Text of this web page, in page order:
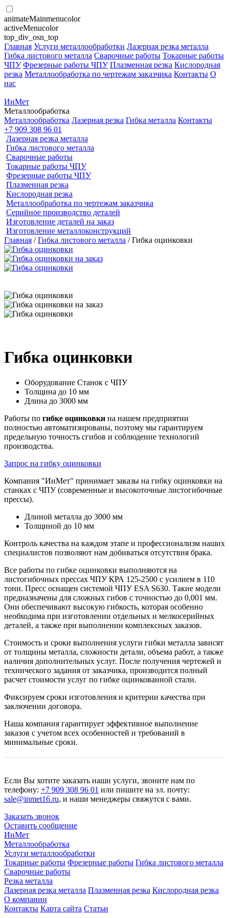
animateMainmenucolor
activeMenucolor
top_div_osn_top
Главная Услуги металлообработки Лазерная резка металла
Гибка листового металла Сварочные работы Токарные работы
ЧПУ Фрезерные работы ЧПУ Плазменная резка Кислородная
резка Металлообработка по чертежам заказчика Контакты О
нас
ИнМет
Металлообработка
Металлообработка Лазерная резка Гибка металла Контакты
+7 909 308 96 01
Лазерная резка металла
Гибка листового металла
Сварочные работы
Токарные работы ЧПУ
Фрезерные работы ЧПУ
Плазменная резка
Кислородная резка
Металлообработка по чертежам заказчика
Серийное производство деталей
Изготовление деталей на заказ
Изготовление металлоконструкций
Главная /Гибка листового металла / Гибка оцинковки
Гибка оцинковки
Оборудование Станок с ЧПУ
Толщина до 10 мм
Длина до 3000 мм
Работы по гибке оцинковки на нашем предприятии
полностью автоматизированы, поэтому мы гарантируем
предельную точность сгибов и соблюдение технологий
производства.
Запрос на гибку оцинковки
Компания "ИнМет" принимает заказы на гибку оцинковки на
станках с ЧПУ (современные и высокоточные листогибочные
прессы).
Длиной металла до 3000 мм
Толщиной до 10 мм
Контроль качества на каждом этапе и профессионализм наших
специалистов позволяют нам добиваться отсутствия брака.
Все работы по гибке оцинковки выполняются на
листогибочных прессах ЧПУ КРА 125-2500 с усилием в 110
тонн. Пресс оснащен системой ЧПУ ESA S630. Такие модели
предназначены для сложных гибов с точностью до 0,001 мм.
Они обеспечивают высокую гибкость, которая особенно
необходима при изготовлении отдельных и мелкосерийных
деталей, а также при выполнении комплексных заказов.
Стоимость и сроки выполнения услуги гибки металла зависят
от толщины металла, сложности детали, объема работ, а также
наличия дополнительных услуг. После получения чертежей и
технического задания от заказчика, производится полный
расчет стоимости услуг по гибке оцинкованной стали.
Фиксируем сроки изготовления и критерии качества при
заключении договора.
Наша компания гарантирует эффективное выполнение
заказов с учетом всех особенностей и требований в
минимальные сроки.
Если Вы хотите заказать наши услуги, звоните нам по
телефону: +7 909 308 96 01 или пишите на эл. почту:
sale@inmet16.ru, и наши менеджеры свяжутся с вами.
Заказать звонок
Оставить сообщение
ИнМет
Металлообработка
Услуги металлообработки
Токарные работы Фрезерные работы Гибка листового металла
Сварочные работы
Резка металла
Лазерная резка металла Плазменная резка Кислородная резка
О компании
Контакты Карта сайта Статьи